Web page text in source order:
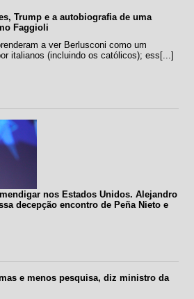
Trump e a autobiografia de uma
Faggioli
a ver Berlusconi como um
italianos (incluindo os católicos); ess[...]
nos Estados Unidos. Alejandro
decepção encontro de Peña Nieto e
e menos pesquisa, diz ministro da